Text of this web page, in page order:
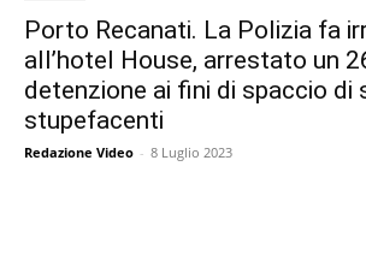
Porto Recanati. La Polizia fa
all’hotel House, arrestato un
detenzione ai fini di spaccio di
stupefacenti
Redazione Video - 8 Luglio 2023